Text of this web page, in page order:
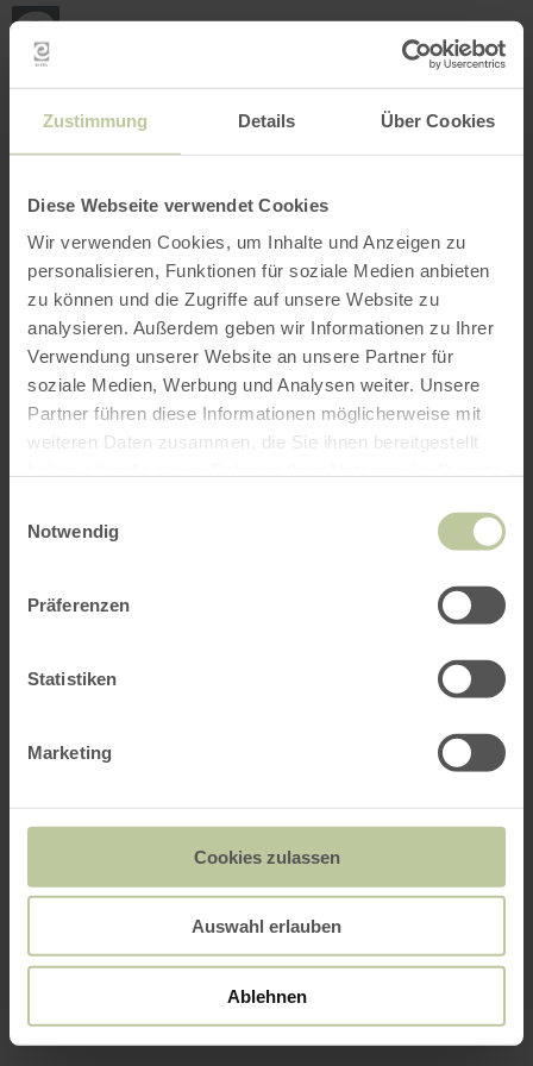
Zustimmung Details Über Cookies
Diese Webseite verwendet Cookies
Wir verwenden Cookies, um Inhalte und Anzeigen zu
personalisieren, Funktionen für soziale Medien anbieten
zu können und die Zugriffe auf unsere Website zu
analysieren. Außerdem geben wir Informationen zu Ihrer
Verwendung unserer Website an unsere Partner für
soziale Medien, Werbung und Analysen weiter. Unsere
Partner führen diese Informationen möglicherweise mit
weiteren Daten zusammen, die Sie ihnen bereitgestellt
Notwendig
Präferenzen
Statistiken
Marketing
Cookies zulassen
Auswahl erlauben
Ablehnen
Aller au contenu principal
Aller à la recherche
Aller à la navigation
Aller au pied de page
Retour
à
page
d'accueil
RECHERCHE MENU
L'offre de loisirs listée ci-dessous a été publiée
par le prestataire Touristik GmbH Gerolsteiner
Le prestataire Touristik GmbH Gerolsteiner Land
est seul responsable du contenu.